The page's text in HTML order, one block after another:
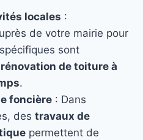
locales :
de votre mairie pour
sont
rénovation de toiture à
.
foncière : Dans
des travaux de
permettent de